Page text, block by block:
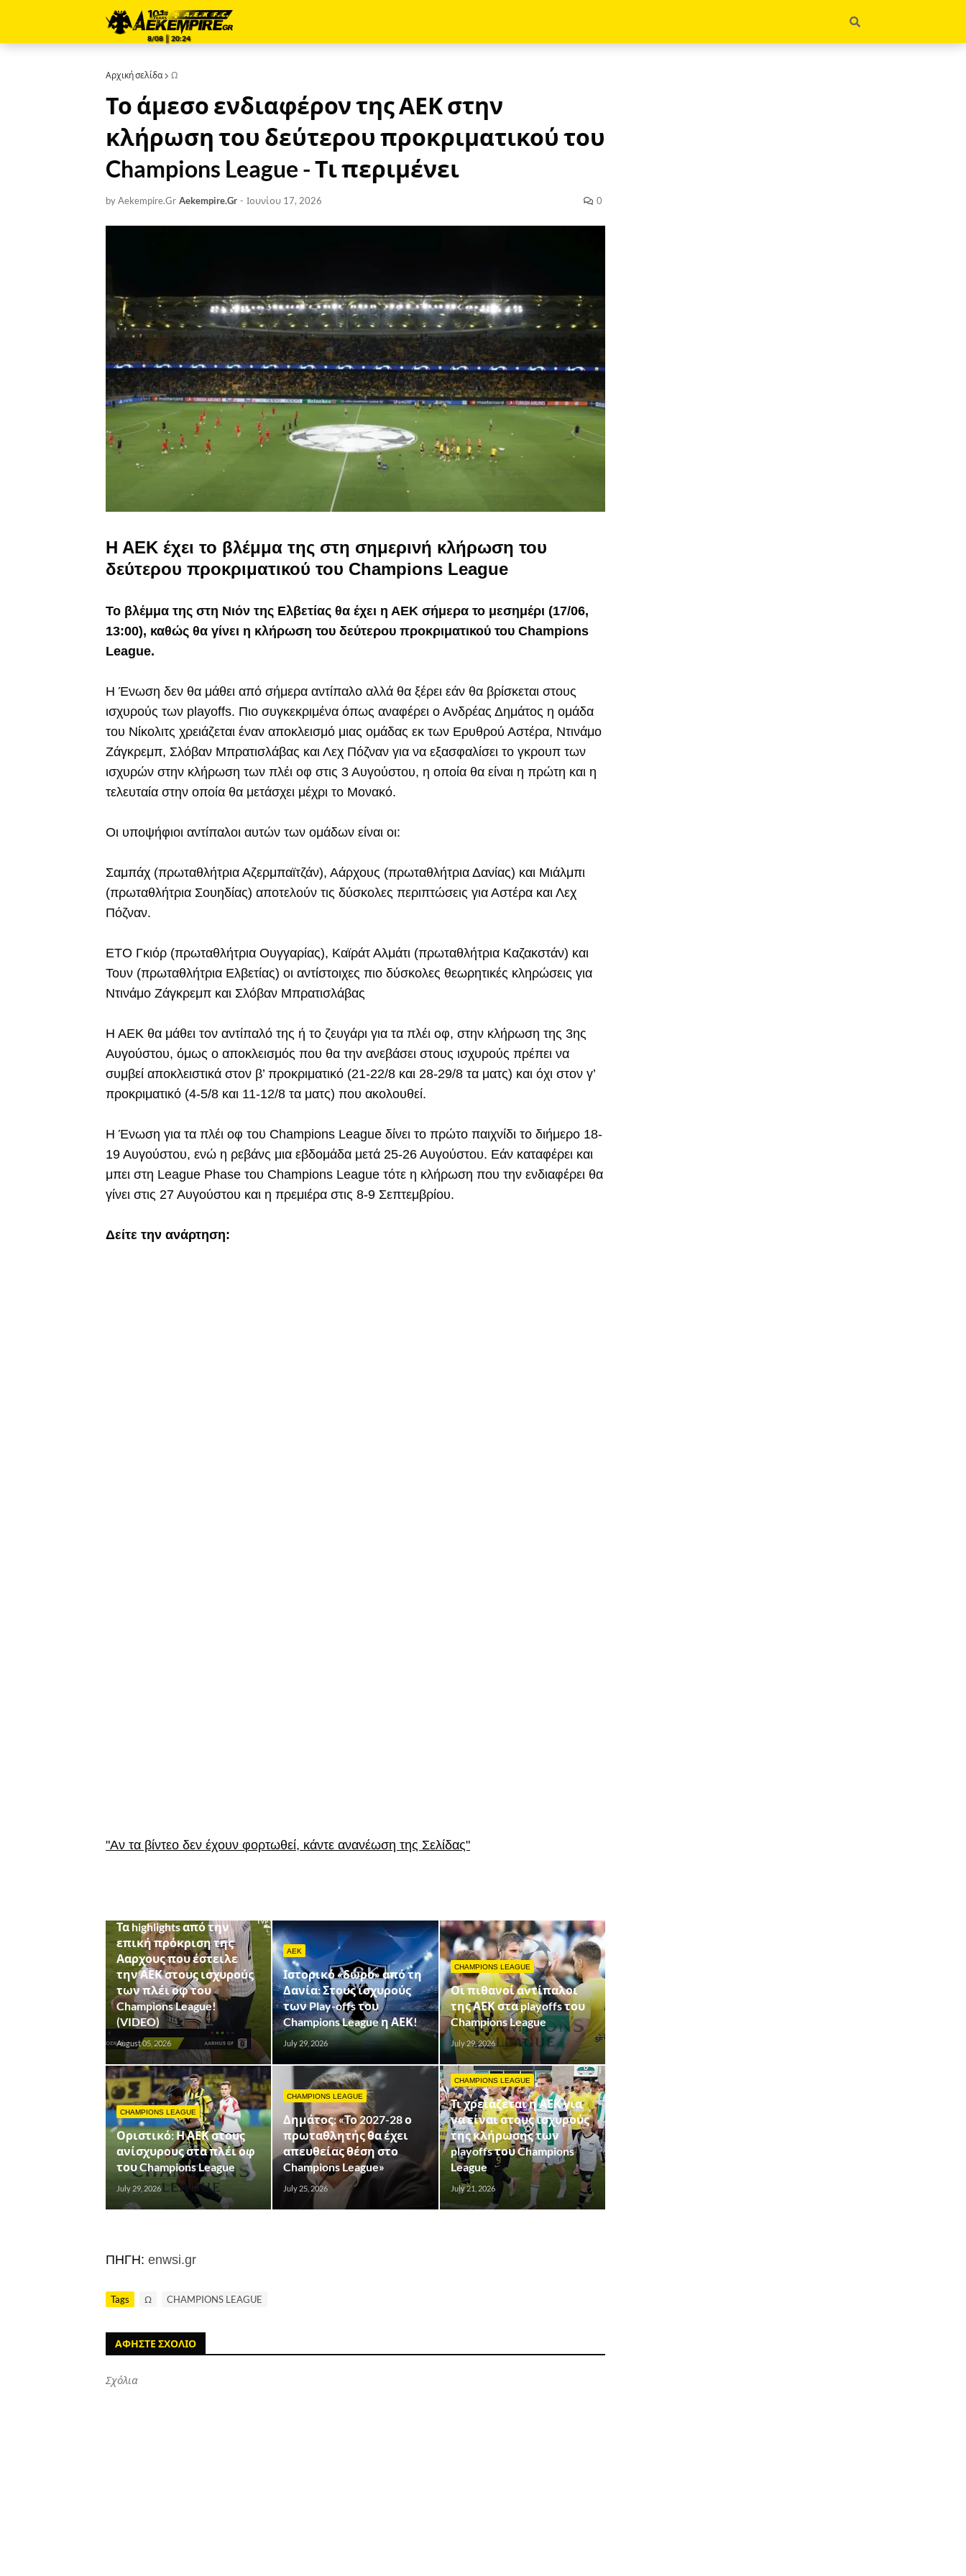
8/08 ║ 20:24
Αρχική σελίδα Ω
Το άμεσο ενδιαφέρον της ΑΕΚ στην
κλήρωση του δεύτερου προκριματικού του
Champions League - Τι περιμένει
by Aekempire.Gr Aekempire.Gr - Ιουνίου 17, 2026 0
Η ΑΕΚ έχει το βλέμμα της στη σημερινή κλήρωση του
δεύτερου προκριματικού του Champions League
Το βλέμμα της στη Νιόν της Ελβετίας θα έχει η ΑΕΚ σήμερα το μεσημέρι (17/06,
13:00), καθώς θα γίνει η κλήρωση του δεύτερου προκριματικού του Champions
League.
Η Ένωση δεν θα μάθει από σήμερα αντίπαλο αλλά θα ξέρει εάν θα βρίσκεται στους
ισχυρούς των playoffs. Πιο συγκεκριμένα όπως αναφέρει ο Ανδρέας Δημάτος η ομάδα
του Νίκολιτς χρειάζεται έναν αποκλεισμό μιας ομάδας εκ των Ερυθρού Αστέρα, Ντινάμο
Ζάγκρεμπ, Σλόβαν Μπρατισλάβας και Λεχ Πόζναν για να εξασφαλίσει το γκρουπ των
ισχυρών στην κλήρωση των πλέι οφ στις 3 Αυγούστου, η οποία θα είναι η πρώτη και η
τελευταία στην οποία θα μετάσχει μέχρι το Μονακό.
Οι υποψήφιοι αντίπαλοι αυτών των ομάδων είναι οι:
Σαμπάχ (πρωταθλήτρια Αζερμπαϊτζάν), Αάρχους (πρωταθλήτρια Δανίας) και Μιάλμπι
(πρωταθλήτρια Σουηδίας) αποτελούν τις δύσκολες περιπτώσεις για Αστέρα και Λεχ
Πόζναν.
ΕΤΟ Γκιόρ (πρωταθλήτρια Ουγγαρίας), Καϊράτ Αλμάτι (πρωταθλήτρια Καζακστάν) και
Τουν (πρωταθλήτρια Ελβετίας) οι αντίστοιχες πιο δύσκολες θεωρητικές κληρώσεις για
Ντινάμο Ζάγκρεμπ και Σλόβαν Μπρατισλάβας
Η ΑΕΚ θα μάθει τον αντίπαλό της ή το ζευγάρι για τα πλέι οφ, στην κλήρωση της 3ης
Αυγούστου, όμως ο αποκλεισμός που θα την ανεβάσει στους ισχυρούς πρέπει να
συμβεί αποκλειστικά στον β’ προκριματικό (21-22/8 και 28-29/8 τα ματς) και όχι στον γ’
προκριματικό (4-5/8 και 11-12/8 τα ματς) που ακολουθεί.
Η Ένωση για τα πλέι οφ του Champions League δίνει το πρώτο παιχνίδι το διήμερο 18-
19 Αυγούστου, ενώ η ρεβάνς μια εβδομάδα μετά 25-26 Αυγούστου. Εάν καταφέρει και
μπει στη League Phase του Champions League τότε η κλήρωση που την ενδιαφέρει θα
γίνει στις 27 Αυγούστου και η πρεμιέρα στις 8-9 Σεπτεμβρίου.
Δείτε την ανάρτηση:
"Αν τα βίντεο δεν έχουν φορτωθεί, κάντε ανανέωση της Σελίδας"
Τα highlights από την
επική πρόκριση της
Ααρχους που έστειλε
την ΑΕΚ στους ισχυρούς
των πλέι οφ του
Champions League!
(VIDEO)
August 05, 2026
AEK
Ιστορικό «δώρο» από τη
Δανία: Στους ισχυρούς
των Play-offs του
Champions League η ΑΕΚ!
July 29, 2026
CHAMPIONS LEAGUE
Οι πιθανοί αντίπαλοι
της ΑΕΚ στα playoffs του
Champions League
July 29, 2026
CHAMPIONS LEAGUE
Οριστικό: Η ΑΕΚ στους
ανίσχυρους στα πλέι οφ
του Champions League
July 29, 2026
CHAMPIONS LEAGUE
Δημάτος: «Το 2027-28 ο
πρωταθλητής θα έχει
απευθείας θέση στο
Champions League»
July 25, 2026
CHAMPIONS LEAGUE
Τι χρειάζεται η ΑΕΚ για
να είναι στους ισχυρούς
της κλήρωσης των
playoffs του Champions
League
July 21, 2026
ΠΗΓΗ: enwsi.gr
Tags Ω CHAMPIONS LEAGUE
ΑΦΗΣΤΕ ΣΧΟΛΙΟ
Σχόλια